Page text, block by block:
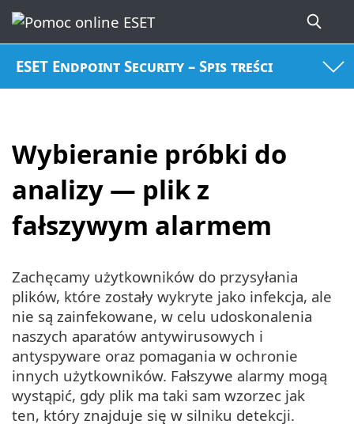
ESET Endpoint Security – Spis treści
Wybieranie próbki do
analizy — plik z
fałszywym alarmem
Zachęcamy użytkowników do przysyłania
plików, które zostały wykryte jako infekcja, ale
nie są zainfekowane, w celu udoskonalenia
naszych aparatów antywirusowych i
antyspyware oraz pomagania w ochronie
innych użytkowników. Fałszywe alarmy mogą
wystąpić, gdy plik ma taki sam wzorzec jak
ten, który znajduje się w silniku detekcji.